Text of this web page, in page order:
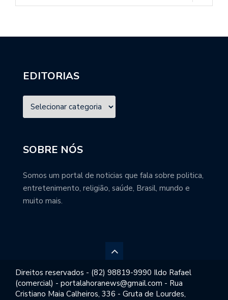
EDITORIAS
SOBRE NÓS
Somos um portal de noticias que fala sobre politica,
entretenimento, religião, saúde, Brasil, mundo e
muito mais.
Direitos reservados - (82) 98819-9990 Ildo Rafael
(comercial) - portalahoranews@gmail.com - Rua
Cristiano Maia Calheiros, 336 - Gruta de Lourdes,